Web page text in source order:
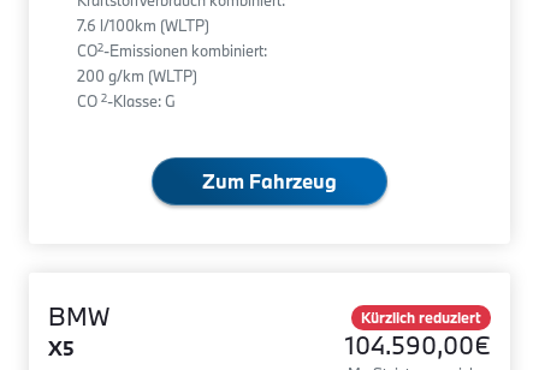
7.6 l/100km (WLTP)
CO2-Emissionen kombiniert:
200 g/km (WLTP)
CO 2-Klasse: G
Zum Fahrzeug
BMW
X5
Kürzlich reduziert
104.590,00€